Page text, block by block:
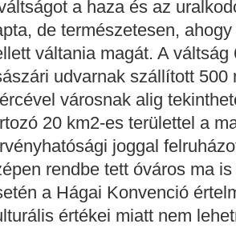
a haza és az
de természetesen,
váltania magát. A
udvarnak szállított 500
városnak alig
20 km2-es területtel a
joggal
rendbe tett óváros ma
a Hágai Konvenció
értékei miatt nem